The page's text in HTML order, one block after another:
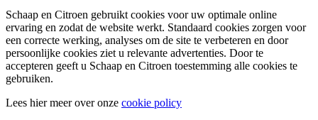
Schaap en Citroen gebruikt cookies voor uw optimale online
ervaring en zodat de website werkt. Standaard cookies zorgen voor
een correcte werking, analyses om de site te verbeteren en door
persoonlijke cookies ziet u relevante advertenties. Door te
accepteren geeft u Schaap en Citroen toestemming alle cookies te
gebruiken.
Lees hier meer over onze cookie policy